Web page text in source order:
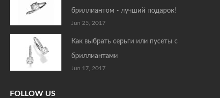
бриллиантом - лучший подарок!
Jun 25, 2017
Как выбрать серьги или пусеты с
бриллиантами
Jun 17, 2017
FOLLOW US